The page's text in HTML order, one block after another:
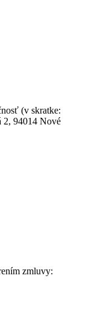
(v skratke:
2, 94014 Nové
zmluvy: